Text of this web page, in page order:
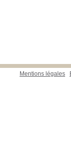
Mentions légales